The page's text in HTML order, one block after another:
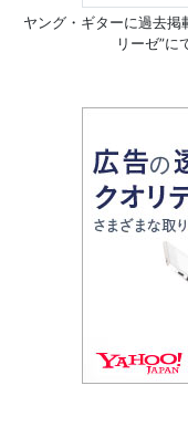
ヤング・ギターに過去掲
リーゼ”に